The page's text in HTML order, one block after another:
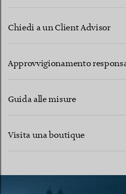
Chiedi a un Client Advisor
Approvvigionamento
Guida alle misure
Visita una boutique
TROVA LA BOUTIQUE PIÙ VICINA A